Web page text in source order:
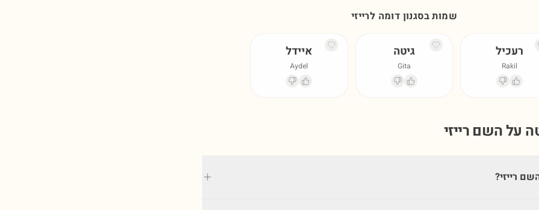
שמות בסגנון דומה לרייזי
רעכיל
Rakil
גיטה
Gita
איידל
Aydel
על השם רייזי
רייזי?